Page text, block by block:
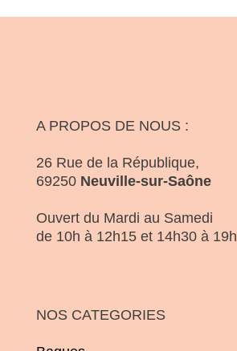
A PROPOS DE NOUS :
26 Rue de la République,
69250 Neuville-sur-Saône
Ouvert du Mardi au Samedi
de 10h à 12h15 et 14h30 à 19h
NOS CATEGORIES